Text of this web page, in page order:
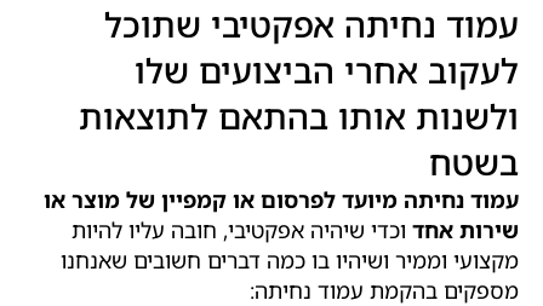
עמוד נחיתה אפקטיבי שתוכל
לעקוב אחרי הביצועים שלו
ולשנות אותו בהתאם לתוצאות
בשטח
עמוד נחיתה מיועד לפרסום או קמפיין של מוצר או
שירות אחד וכדי שיהיה אפקטיבי, חובה עליו להיות
מקצועי וממיר ושיהיו בו כמה דברים חשובים שאנחנו
מספקים בהקמת עמוד נחיתה: